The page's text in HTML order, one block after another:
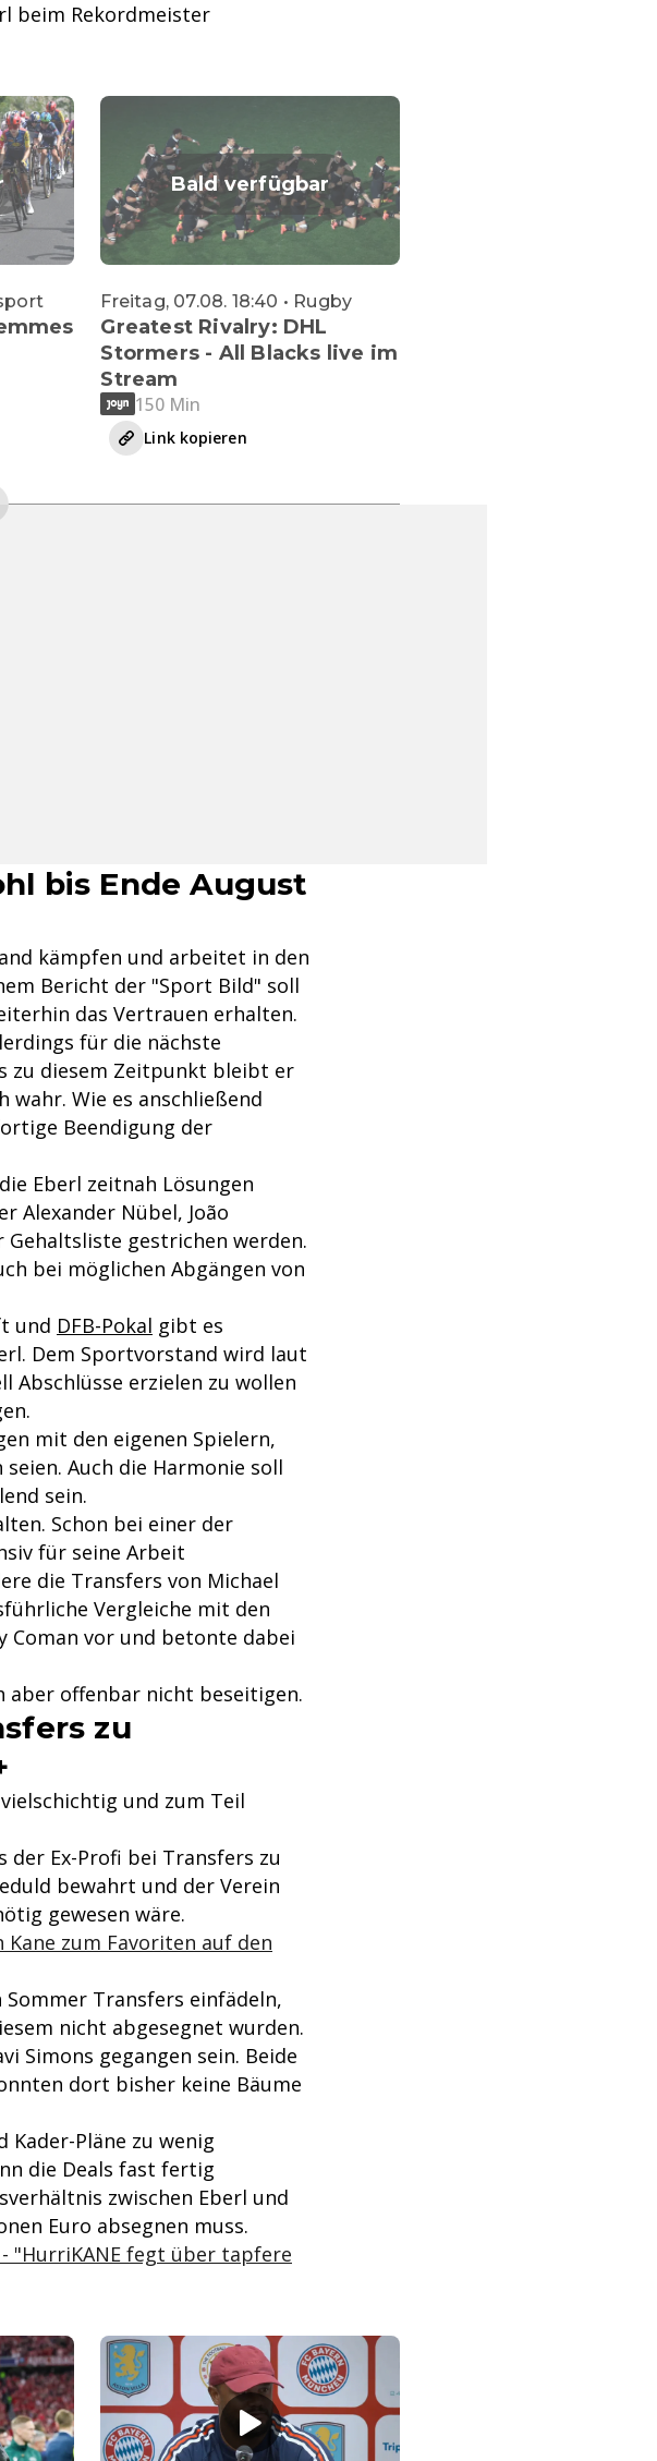
beim Rekordmeister
Bald verfügbar
Freitag, 07.08. 18:40 • Rugby
Greatest Rivalry: DHL
Stormers - All Blacks live im
Stream
150 Min
Link kopieren
bis Ende August
kämpfen und arbeitet in den
Bericht der "Sport Bild" soll
das Vertrauen erhalten.
für die nächste
zu diesem Zeitpunkt bleibt er
Wie es anschließend
Beendigung der
Eberl zeitnah Lösungen
Alexander Nübel, João
Gehaltsliste gestrichen werden.
bei möglichen Abgängen von
und DFB-Pokal gibt es
Dem Sportvorstand wird laut
Abschlüsse erzielen zu wollen
mit den eigenen Spielern,
Auch die Harmonie soll
sein.
Schon bei einer der
für seine Arbeit
die Transfers von Michael
Vergleiche mit den
Coman vor und betonte dabei
aber offenbar nicht beseitigen.
zu
und zum Teil
Ex-Profi bei Transfers zu
bewahrt und der Verein
gewesen wäre.
zum Favoriten auf den
Transfers einfädeln,
nicht abgesegnet wurden.
Simons gegangen sein. Beide
dort bisher keine Bäume
Pläne zu wenig
die Deals fast fertig
zwischen Eberl und
Euro absegnen muss.
- "HurriKANE fegt über tapfere